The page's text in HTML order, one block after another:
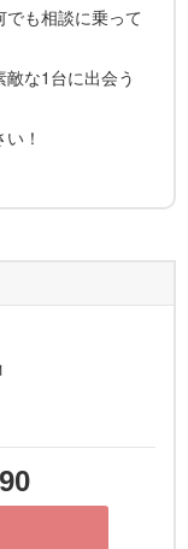
でも相談に乗って
な1台に出会う
！